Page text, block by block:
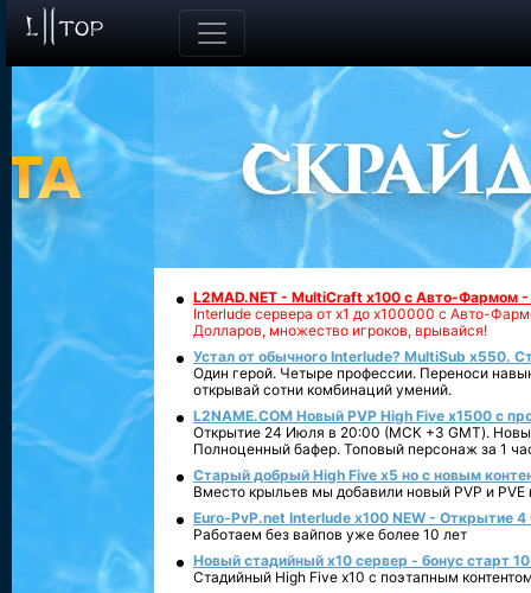
L2MAD.NET - MultiCraft x100 с Авто-Фармом
Interlude сервера от х1 до х100000 с Авто-
Долларов, множество игроков, врывайся!
Устал от обычного Interlude? MultiSub x550.
Один герой. Четыре профессии. Переноси
открывай сотни комбинаций умений.
L2NAME.COM Новый PVP High Five x1500 с
Открытие 24 Июля в 20:00 (МСК +3 GMT).
Полноценный бафер. Топовый персонаж за 1
Старый добрый High Five x5 но с новым
Вместо крыльев мы добавили новый PVP и PVE
Euro-PvP.net Interlude х100 NEW - Открытие 4
Работаем без вайпов уже более 10 лет
Новый стадийный х10 сервер - бонус старт
Стадийный High Five x10 с поэтапным